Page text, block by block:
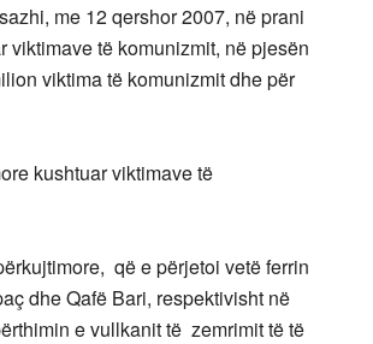
me 12 qershor 2007, në prani
të komunizmit, në pjesën
viktima të komunizmit dhe për
kushtuar viktimave të
që e përjetoi vetë ferrin
dhe Qafë Bari, respektivisht në
e vullkanit të zemrimit të të